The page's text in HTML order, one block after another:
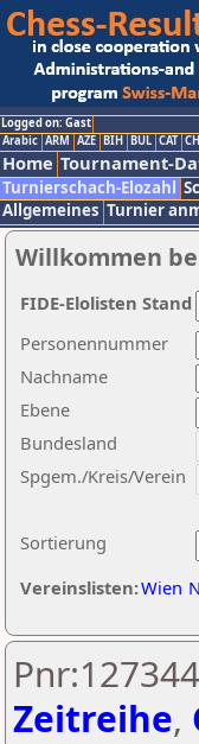
Logged on: Gast
Arabic ARM AZE BIH BUL CAT
Home Tournament-
Turnierschach-Elozahl
Allgemeines Turnier
Willkommen
Nachname
Ebene
Sortierung
Personennummer
Bundesland
Spgem./Kreis/Verein
Vereinslisten:Wien
FIDE-Elolisten Stand
Zeitreihe,